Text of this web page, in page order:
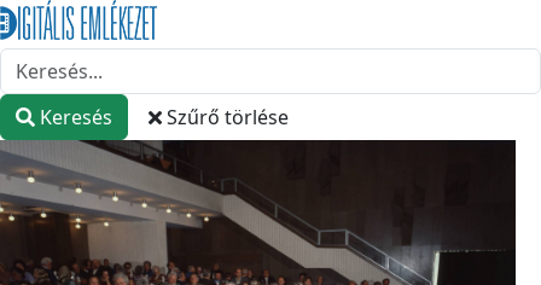
Keresés Szűrő törlése